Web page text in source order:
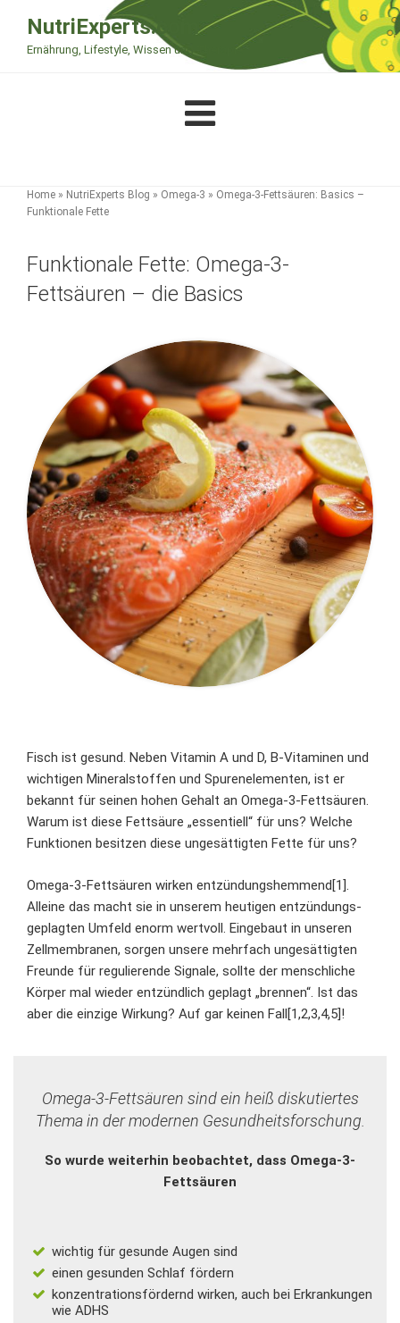
Inhalt
springen
NutriExperts.com
Ernährung, Lifestyle, Wissen und Therapie
Home » NutriExperts Blog » Omega-3 » Omega-3-Fettsäuren: Basics –
Funktionale Fette
Funktionale Fette: Omega-3-
Fettsäuren – die Basics
Fisch ist gesund. Neben Vitamin A und D, B-Vitaminen und
wichtigen Mineralstoffen und Spurenelementen, ist er
bekannt für seinen hohen Gehalt an Omega-3-Fettsäuren.
Warum ist diese Fettsäure „essentiell“ für uns? Welche
Funktionen besitzen diese ungesättigten Fette für uns?
Omega-3-Fettsäuren wirken entzündungshemmend[1].
Alleine das macht sie in unserem heutigen entzündungs-
geplagten Umfeld enorm wertvoll. Eingebaut in unseren
Zellmembranen, sorgen unsere mehrfach ungesättigten
Freunde für regulierende Signale, sollte der menschliche
Körper mal wieder entzündlich geplagt „brennen“. Ist das
aber die einzige Wirkung? Auf gar keinen Fall[1,2,3,4,5]!
Omega-3-Fettsäuren sind ein heiß diskutiertes
Thema in der modernen Gesundheitsforschung.
So wurde weiterhin beobachtet, dass Omega-3-
Fettsäuren
wichtig für gesunde Augen sind
einen gesunden Schlaf fördern
konzentrationsfördernd wirken, auch bei Erkrankungen
wie ADHS